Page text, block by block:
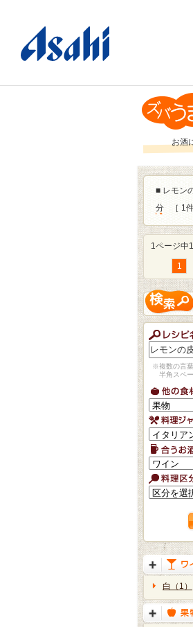
お酒
■ レモン
分
［ 1
1ページ中
1
※複数の言葉
半角スペー
白（1）